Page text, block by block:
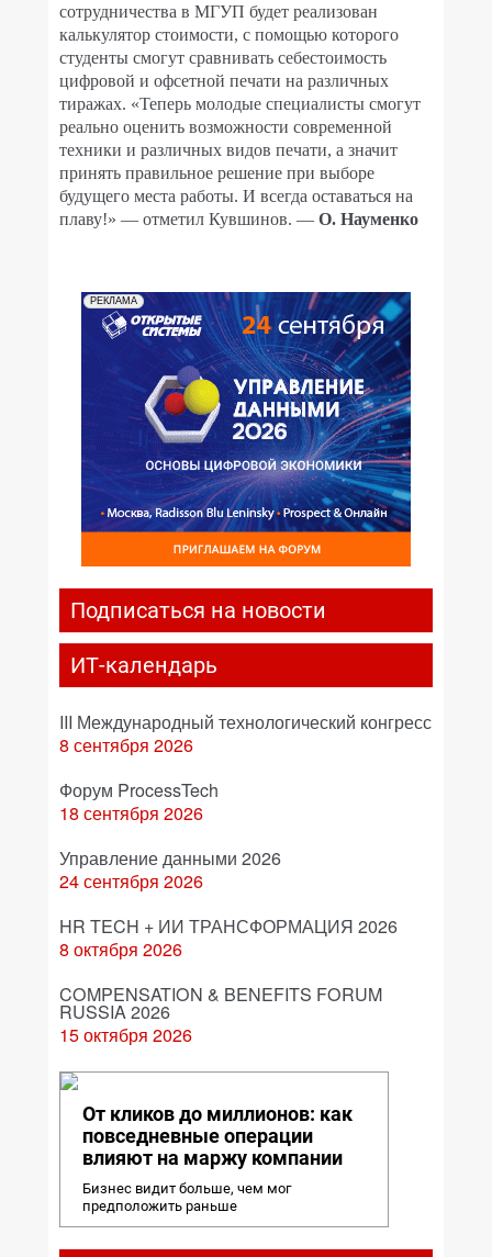
сотрудничества в МГУП будет реализован
калькулятор стоимости, с помощью которого
студенты смогут сравнивать себестоимость
цифровой и офсетной печати на различных
тиражах. «Теперь молодые специалисты смогут
реально оценить возможности современной
техники и различных видов печати, а значит
принять правильное решение при выборе
будущего места работы. И всегда оставаться на
плаву!» — отметил Кувшинов. — О. Науменко
РЕКЛАМА
Подписаться на новости
ИТ-календарь
III Международный технологический конгресс
8 сентября 2026
Форум ProcessTech
18 сентября 2026
Управление данными 2026
24 сентября 2026
HR TECH + ИИ ТРАНСФОРМАЦИЯ 2026
8 октября 2026
COMPENSATION & BENEFITS FORUM
RUSSIA 2026
15 октября 2026
От кликов до миллионов: как
повседневные операции
влияют на маржу компании
Бизнес видит больше, чем мог
предположить раньше